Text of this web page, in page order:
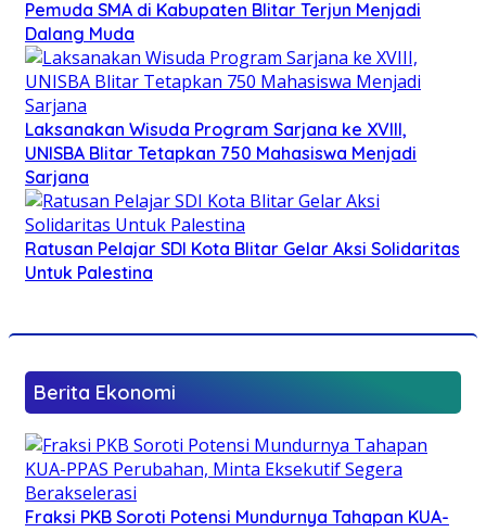
Pemuda SMA di Kabupaten Blitar Terjun Menjadi
Dalang Muda
Laksanakan Wisuda Program Sarjana ke XVIII,
UNISBA Blitar Tetapkan 750 Mahasiswa Menjadi
Sarjana
Ratusan Pelajar SDI Kota Blitar Gelar Aksi Solidaritas
Untuk Palestina
Berita Ekonomi
Fraksi PKB Soroti Potensi Mundurnya Tahapan KUA-